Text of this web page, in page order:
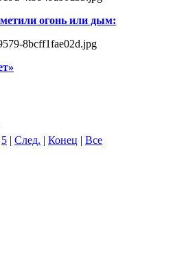
огонь или дым:
5 След. Конец Все